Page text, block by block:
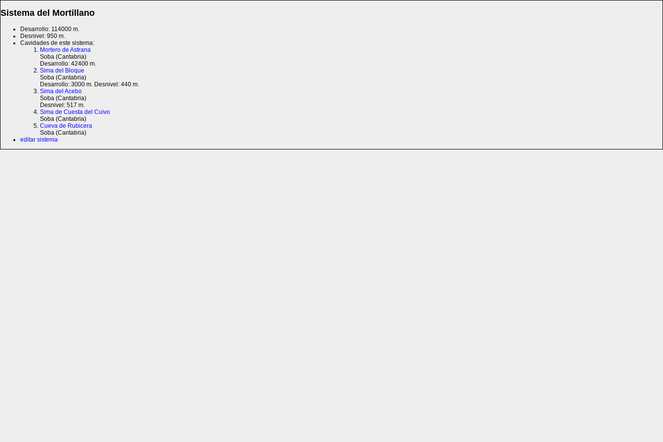
Sistema del Mortillano
Desarrollo: 114000 m.
Desnivel: 950 m.
Cavidades de este sistema:
Mortero de Astrana
Soba (Cantabria)
Desarrollo: 42400 m.
Sima del Bloque
Soba (Cantabria)
Desarrollo: 3000 m. Desnivel: 440 m.
Sima del Acebo
Soba (Cantabria)
Desnivel: 517 m.
Sima de Cuesta del Cuivo
Soba (Cantabria)
Cueva de Rubicera
Soba (Cantabria)
editar sistema